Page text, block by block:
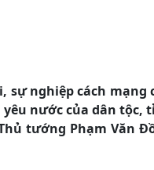
sự nghiệp cách mạng
nước của dân tộc,
tướng Phạm Văn